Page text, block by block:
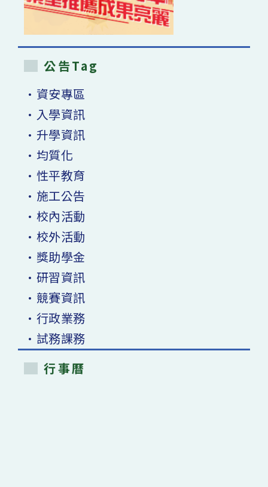
公告Tag
•資安專區
•入學資訊
•升學資訊
•均質化
•性平教育
•施工公告
•校內活動
•校外活動
•獎助學金
•研習資訊
•競賽資訊
•行政業務
•試務課務
行事曆